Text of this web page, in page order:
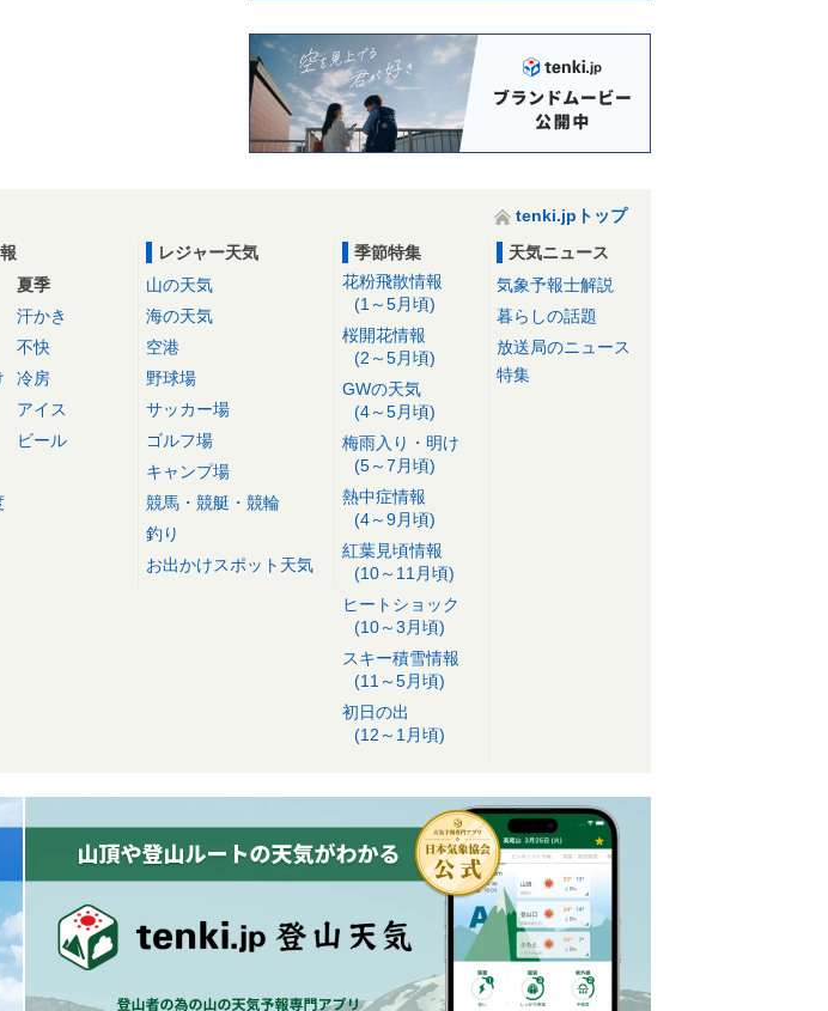
tenki.jpトップ
夏季
汗かき
不快
冷房
アイス
ビール
レジャー天気
山の天気
海の天気
空港
野球場
サッカー場
ゴルフ場
キャンプ場
競馬・競艇・競輪
釣り
お出かけスポット天気
季節特集
花粉飛散情報
(1～5月頃)
桜開花情報
(2～5月頃)
GWの天気
(4～5月頃)
梅雨入り・明け
(5～7月頃)
熱中症情報
(4～9月頃)
紅葉見頃情報
(10～11月頃)
ヒートショック
(10～3月頃)
スキー積雪情報
(11～5月頃)
初日の出
(12～1月頃)
天気ニュース
気象予報士解説
暮らしの話題
放送局のニュース
特集